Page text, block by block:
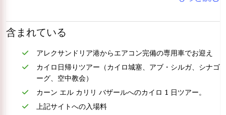
含まれている
アレクサンドリア港からエアコン完備の専用車でお迎え
カイロ日帰りツアー（カイロ城塞、アブ・シルガ、シナゴ
ーグ、空中教会）
カーン エル カリリ バザールへのカイロ 1 日ツアー。
上記サイトへの入場料